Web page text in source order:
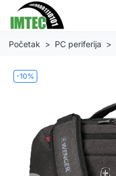
Početak PC periferija
-10%